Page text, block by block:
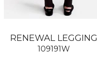
RENEWAL LEGGING
109191W